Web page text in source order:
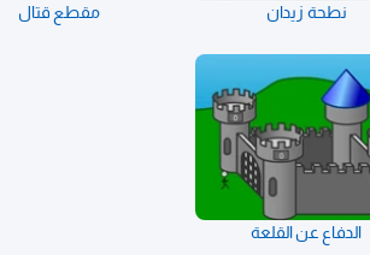
نطحة زيدان مقطع قتال
الدفاع عن القلعة